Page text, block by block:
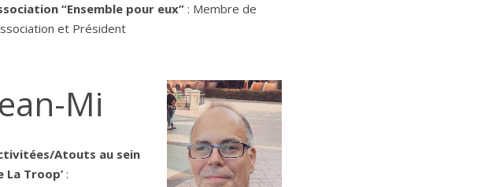
“Ensemble pour eux”: Membre de
et Président
Mi
Atouts au sein
La Troop’ :